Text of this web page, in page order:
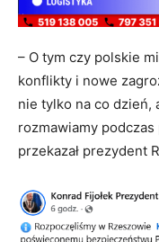
– O tym czy polskie
konflikty i nowe
nie tylko na co dzień,
rozmawiamy
przekazał prezydent